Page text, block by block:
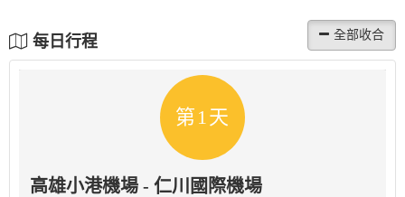
每日行程
第1天
高雄小港機場 - 仁川國際機場